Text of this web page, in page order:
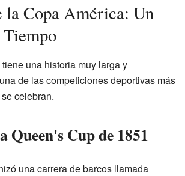
la Copa América: Un
una historia muy larga y
de las competiciones deportivas más
celebran.
Cup de 1851
una carrera de barcos llamada